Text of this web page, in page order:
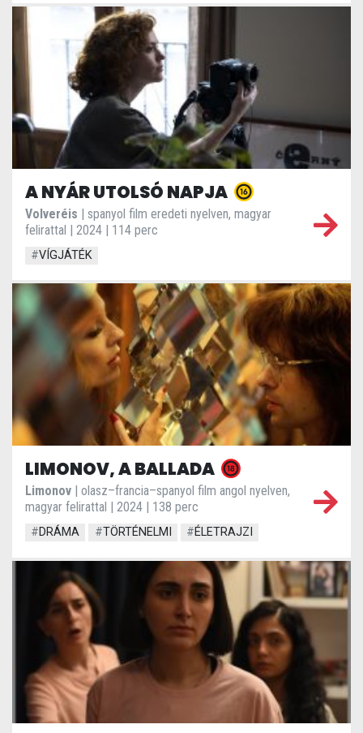
A NYÁR UTOLSÓ NAPJA
Volveréis | spanyol film eredeti nyelven, magyar
felirattal | 2024 | 114 perc
#VÍGJÁTÉK
LIMONOV, A BALLADA
Limonov | olasz–francia–spanyol film angol nyelven,
magyar felirattal | 2024 | 138 perc
#DRÁMA #TÖRTÉNELMI #ÉLETRAJZI